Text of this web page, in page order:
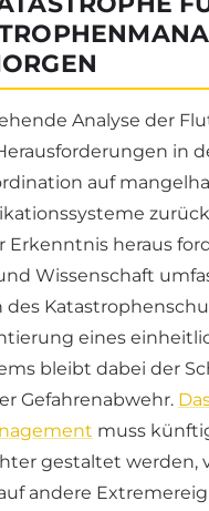
Analyse der
in
auf
Erkenntnis heraus
Wissenschaft
des
eines
bleibt dabei der
Gefahrenabwehr.
muss
gestaltet werden,
andere